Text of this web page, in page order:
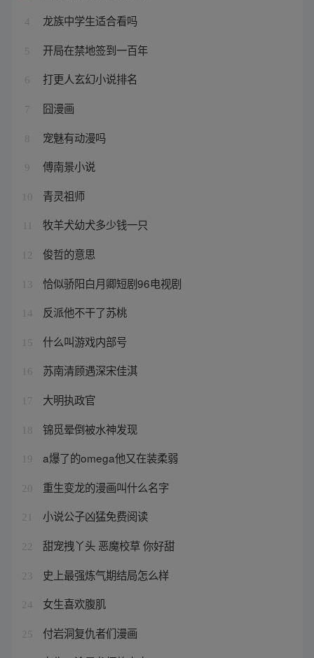
4 龙族中学生适合看吗
5 开局在禁地签到一百年
6 打更人玄幻小说排名
7 囧漫画
8 宠魅有动漫吗
9 傅南景小说
10 青灵祖师
牧羊犬幼犬多少钱一只
12 俊哲的意思
13 恰似骄阳白月卿短剧96电视剧
14 反派他不干了苏桃
15 什么叫游戏内部号
16 苏南清顾遇深宋佳淇
17 大明执政官
18 锦觅晕倒被水神发现
19 a爆了的omega他又在装柔弱
20 重生变龙的漫画叫什么名字
21 小说公子凶猛免费阅读
22 甜宠拽丫头 恶魔校草 你好甜
23 史上最强炼气期结局怎么样
24 女生喜欢腹肌
25 付岩洞复仇者们漫画